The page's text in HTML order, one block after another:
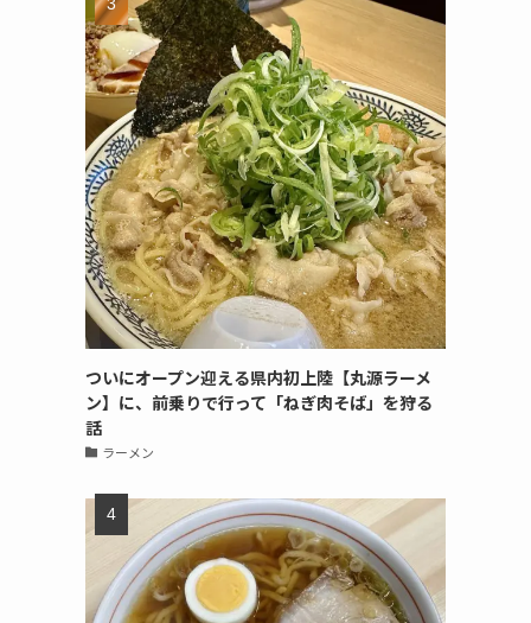
ついにオープン迎える県内初上陸【丸源ラーメ
ン】に、前乗りで行って「ねぎ肉そば」を狩る
話
ラーメン